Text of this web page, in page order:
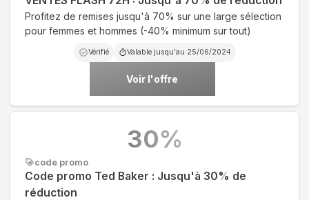
Profitez de remises jusqu'à 70% sur une large sélection
pour femmes et hommes (-40% minimum sur tout)
Vérifié Valable jusqu'au 25/06/2024
Voir l'offre
code promo
Code promo Ted Baker : Jusqu'à 30% de
réduction
30%